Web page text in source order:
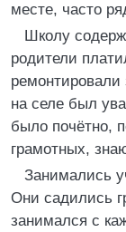
месте, часто
Школу
родители
ремонтировали
на селе был
было почётно,
грамотных,
Занимались
Они садились
занимался с